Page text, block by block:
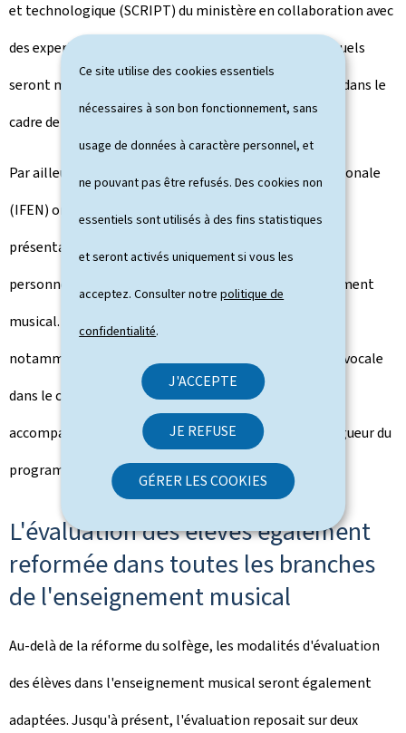
Ce site utilise des cookies essentiels
nécessaires à son bon fonctionnement, sans
usage de données à caractère personnel, et
ne pouvant pas être refusés. Des cookies non
essentiels sont utilisés à des fins statistiques
et seront activés uniquement si vous les
acceptez. Consulter notrepolitique de
confidentialité.
J'ACCEPTE
JE REFUSE
GÉRER LES COOKIES
et technologique (SCRIPT) du ministère en collaboration avec
des experts issus de l'enseignement musical. Ces manuels
seront mis à la disposition des élèves par le ministère dans le
cadre de la gratuité des manuels scolaires.
Par ailleurs, l'Institut de formation de l'éducation nationale
(IFEN) organisera dès février 2026 des sessions de
présentation du nouveau programme d'études pour le
personnel enseignant des établissements d'enseignement
musical. Des formations continues supplémentaires,
notamment sur les nouveaux manuels et la technique vocale
dans le cadre du cours de formation musicale,
accompagneront les enseignants avant l'entrée en vigueur du
programme.
L'évaluation des élèves également
reformée dans toutes les branches
de l'enseignement musical
Au-delà de la réforme du solfège, les modalités d'évaluation
des élèves dans l'enseignement musical seront également
adaptées. Jusqu'à présent, l'évaluation reposait sur deux